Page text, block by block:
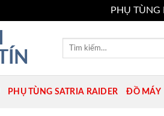
PHỤ
Tìm
PHỤ TÙNG SATRIA RAIDER ĐỒ MÁY